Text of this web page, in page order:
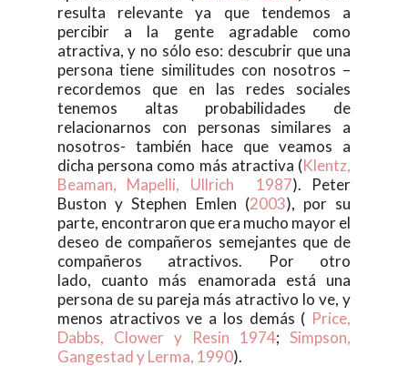
resulta relevante ya que tendemos a
percibir a la gente agradable como
atractiva, y no sólo eso: descubrir que una
persona tiene similitudes con nosotros –
recordemos que en las redes sociales
tenemos altas probabilidades de
relacionarnos con personas similares a
nosotros- también hace que veamos a
dicha persona como más atractiva (Klentz,
Beaman, Mapelli, Ullrich 1987). Peter
Buston y Stephen Emlen (2003), por su
parte, encontraron que era mucho mayor el
deseo de compañeros semejantes que de
compañeros atractivos. Por otro
lado, cuanto más enamorada está una
persona de su pareja más atractivo lo ve, y
menos atractivos ve a los demás ( Price,
Dabbs, Clower y Resin 1974;Simpson,
Gangestad y Lerma, 1990).